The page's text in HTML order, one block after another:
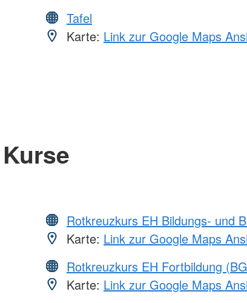
Tafel
Karte: Link zur Google Maps
Kurse
Rotkreuzkurs EH Bildungs- und
Karte: Link zur Google Maps
Rotkreuzkurs EH Fortbildung
Karte: Link zur Google Maps